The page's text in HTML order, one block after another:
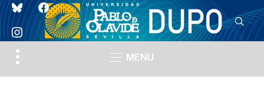
blueskyfacebook
instagram
Toggle
sidebar
MENU